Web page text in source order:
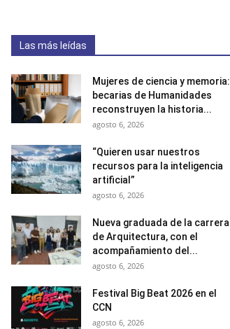
Las más leídas
Mujeres de ciencia y memoria:
becarias de Humanidades
reconstruyen la historia...
agosto 6, 2026
“Quieren usar nuestros
recursos para la inteligencia
artificial”
agosto 6, 2026
Nueva graduada de la carrera
de Arquitectura, con el
acompañamiento del...
agosto 6, 2026
Festival Big Beat 2026 en el
CCN
agosto 6, 2026